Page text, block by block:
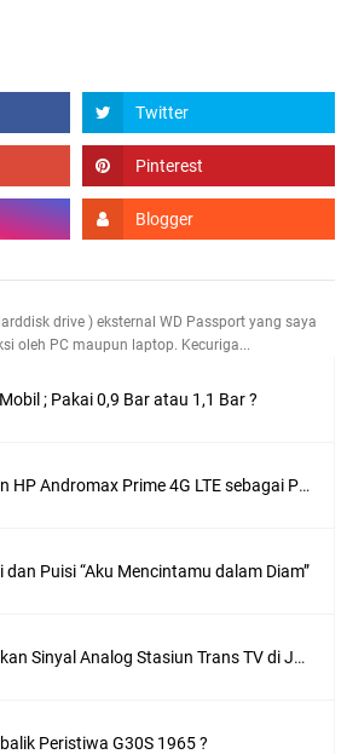
drive ) eksternal WD Passport yang saya
oleh PC maupun laptop. Kecuriga...
; Pakai 0,9 Bar atau 1,1 Bar ?
Cara Menjadikan HP Andromax Prime 4G LTE sebagai Perangkat Wifi Hotspot
Puisi “Aku Mencintamu dalam Diam”
Cara Mendapatkan Sinyal Analog Stasiun Trans TV di Jakarta
Peristiwa G30S 1965 ?